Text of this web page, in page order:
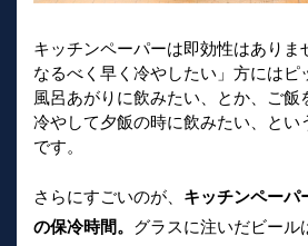
キッチンペーパーは即効性はありま
なるべく早く冷やしたい」方には
風呂あがりに飲みたい、とか、ご飯
冷やして夕飯の時に飲みたい、とい
です。
さらにすごいのが、 キッチンペーパ
の保冷時間。 グラスに注いだビー